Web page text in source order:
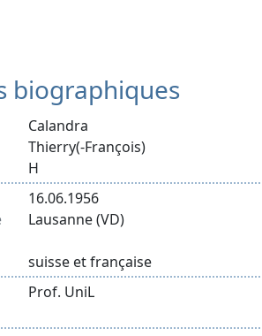
biographiques
Calandra
Thierry(-François)
H
16.06.1956
Lausanne (VD)
suisse et française
Prof. UniL